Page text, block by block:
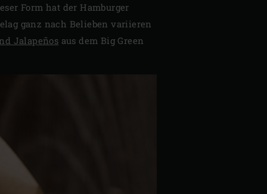
Form hat der Hamburger
ganz nach Belieben variieren
Jalapeños aus dem Big Green